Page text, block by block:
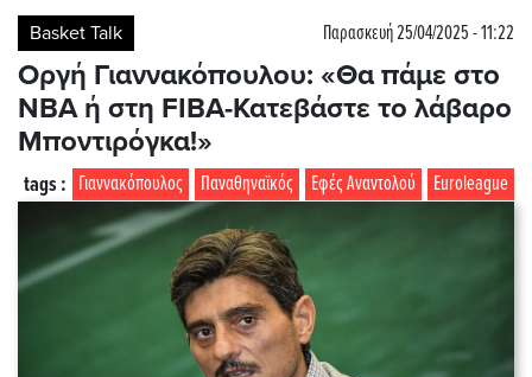
Basket Talk Παρασκευή 25/04/2025 - 11:22
Οργή Γιαννακόπουλου: «Θα πάμε στο
ΝΒΑ ή στη FIBA-Κατεβάστε το λάβαρο
Μποντιρόγκα!»
Euroleague
Εφές Αναντολού
Παναθηναϊκός
Γιαννακόπουλος
tags :